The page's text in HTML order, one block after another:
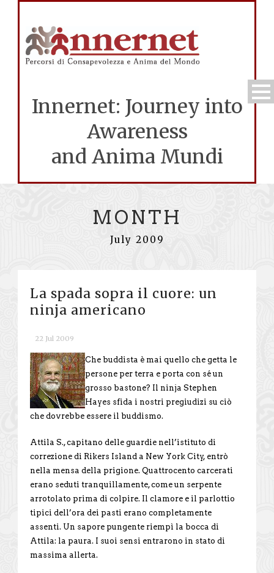
Innernet: Journey into
Awareness
and Anima Mundi
MONTH
July 2009
La spada sopra il cuore: un
ninja americano
22 Jul 2009
Che buddista è mai quello che getta le
persone per terra e porta con sé un
grosso bastone? Il ninja Stephen
Hayes sfida i nostri pregiudizi su ciò
che dovrebbe essere il buddismo.
Attila S., capitano delle guardie nell’istituto di
correzione di Rikers Island a New York City, entrò
nella mensa della prigione. Quattrocento carcerati
erano seduti tranquillamente, come un serpente
arrotolato prima di colpire. Il clamore e il parlottio
tipici dell’ora dei pasti erano completamente
assenti. Un sapore pungente riempì la bocca di
Attila: la paura. I suoi sensi entrarono in stato di
massima allerta.